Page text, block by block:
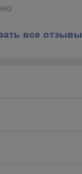
все отзывы